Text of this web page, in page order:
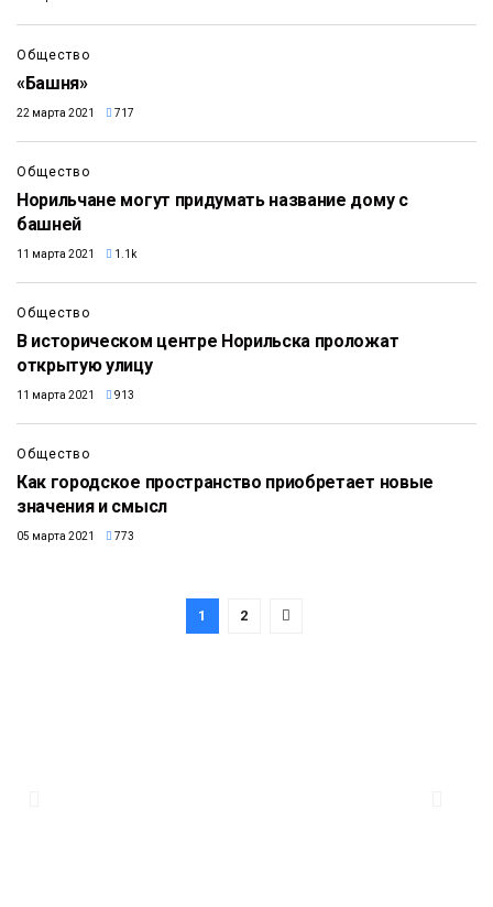
Общество
«Башня»
22 марта 2021 717
Общество
Норильчане могут придумать название дому с
башней
11 марта 2021 1.1k
Общество
В историческом центре Норильска проложат
открытую улицу
11 марта 2021 913
Общество
Как городское пространство приобретает новые
значения и смысл
05 марта 2021 773
1 2